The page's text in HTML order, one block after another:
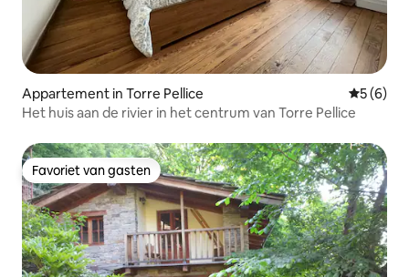
Appartement in Torre Pellice
5 (6)
Het huis aan de rivier in het centrum van Torre Pellice
Favoriet van gasten
Favoriet van gasten